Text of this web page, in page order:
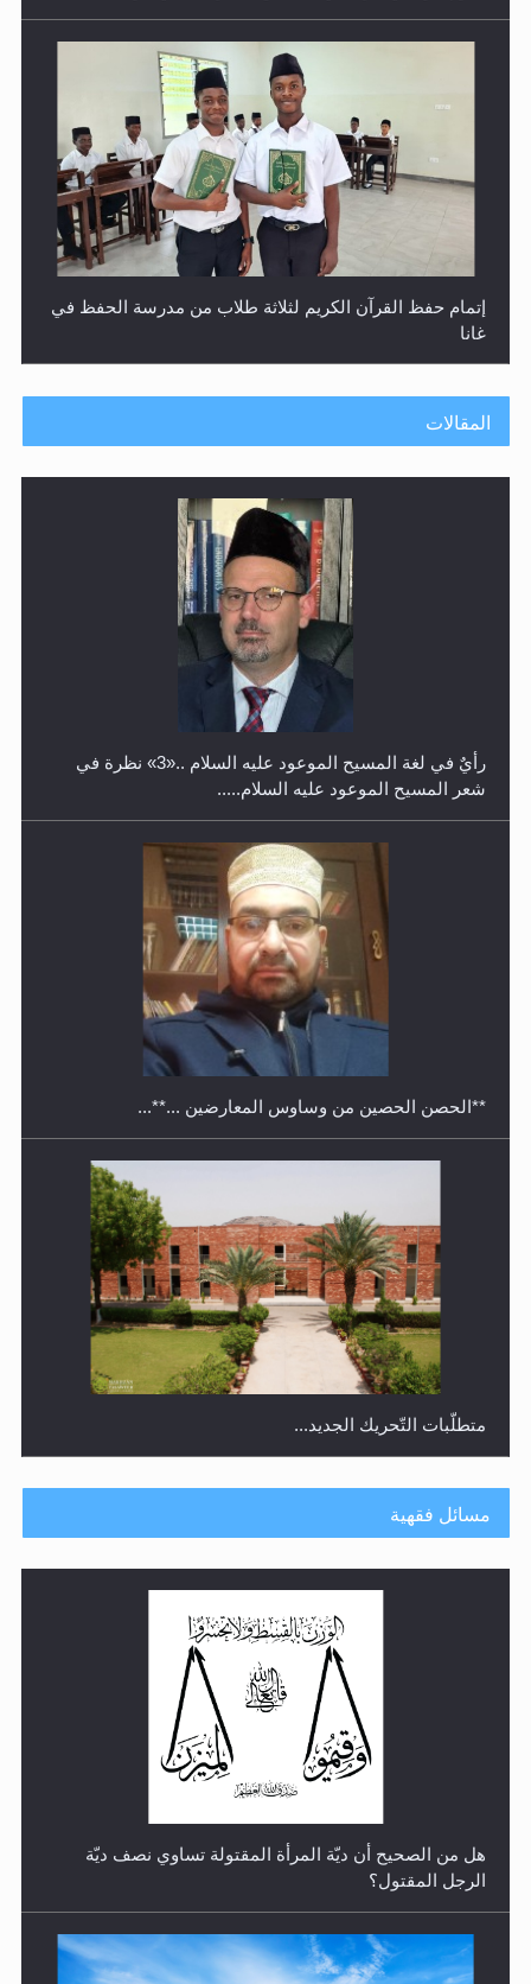
إتمام حفظ القرآن الكريم لثلاثة طلاب من مدرسة الحفظ في
غانا
حفل توزيع الشهادات في الجامعة الأحمدية بنيجيريا لعام
معرض القرآن الكريم لمدة ثلاثين يوما في مكتبة مدينة
ريهيماكي في فنلند
المقالات
رأيٌ في لغة المسيح الموعود عليه السلام ..«3» نظرة في
شعر المسيح الموعود عليه السلام.....
**الحصن الحصين من وساوس المعارضين ...**...
متطلَّبات التّحريك الجديد...
رأيٌ في لغة المسيح الموعود عليه السلام.. 4...
مسائل فقهية
هل من الصحيح أن ديّة المرأة المقتولة تساوي نصف ديّة
الرجل المقتول؟